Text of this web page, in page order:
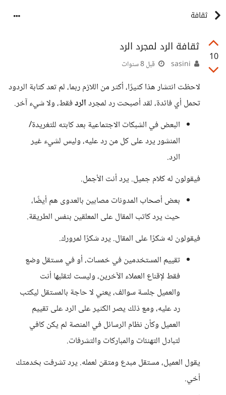
ثقافة
10
ثقافة الرد لمجرد الرد
قبل 8 سنوات
لاحظت انتشار هذا كثيرًا، أكثر من اللازم ربما، لم تعد كتابة الردود
تحمل أي فائدة، لقد أصبحت رد لمجردالردفقط، ولا شيء آخر.
البعض في الشبكات الاجتماعية بعد كابته للتغريدة/
المنشور يرد على كل من رد عليه، وليس لشيء غير
الرد.
فيقولون له كلام جميل. يرد أنت الأجمل.
بعض أصحاب المدونات مصابين بالعدوى هم أيضًا،
حيث يرد كاتب المقال على المعلقين بنفس الطريقة.
فيقولون له شكرًا على المقال. يرد شكرًا لمرورك.
تقييم المستخدمين في خمسات، أو في مستقل وضع
فقط لإقناع العملاء الآخرين، وليست لتقلبها أنت
والعميل جلسة سوالف، يعني لا حاجة بالمستقل ليكتب
رد عليه، ومع ذلك يصر الكثير على الرد على تقييم
العميل وكأن نظام الرسائل في المنصة لم يكن كافي
لتبادل التهنئات والمباركات والتشرفات.
يقول العميل، مستقل مبدع ومتقن لعمله. يرد تشرفت بخدمتك
أخي.